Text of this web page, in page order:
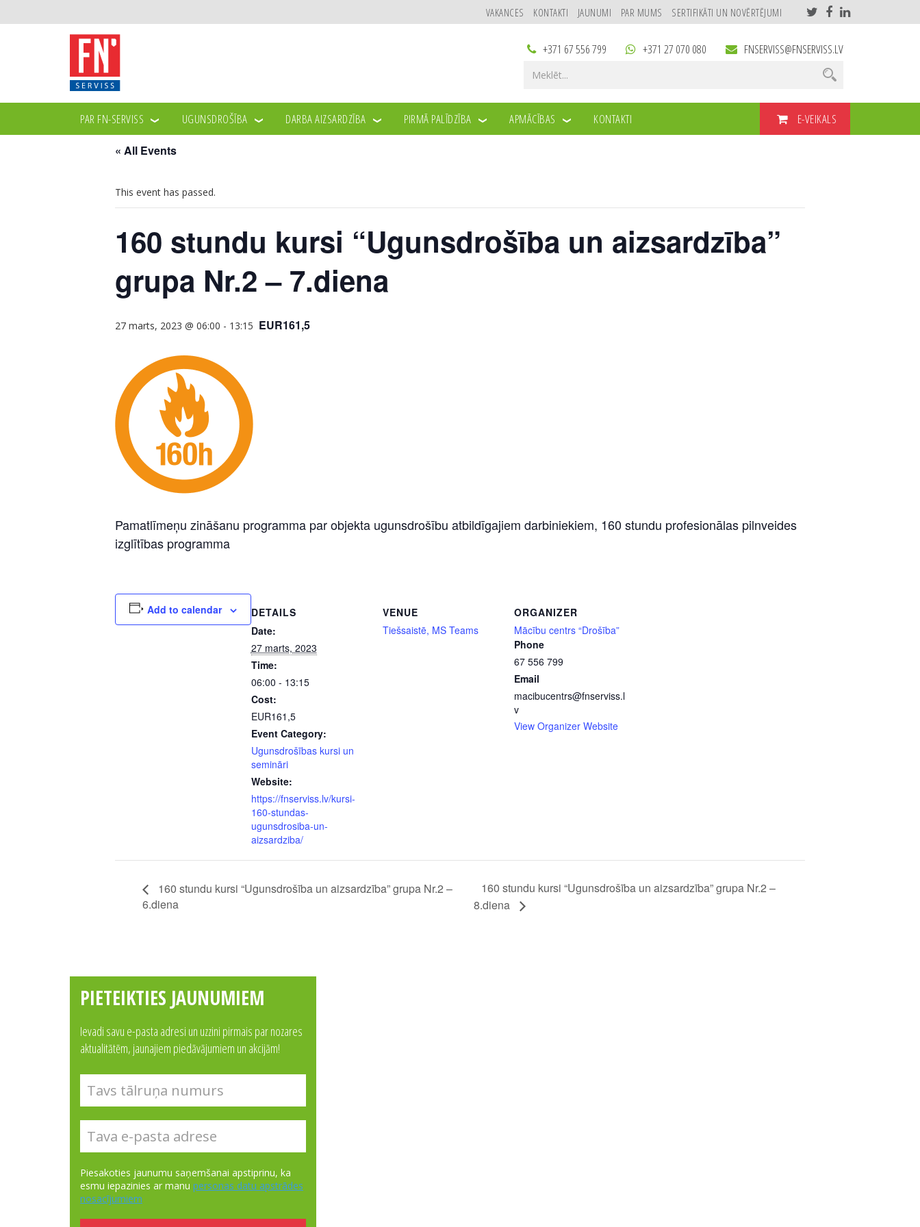
VAKANCES KONTAKTI JAUNUMI PAR MUMS SERTIFIKĀTI UN NOVĒRTĒJUMI
+371 67 556 799 +371 27 070 080 FNSERVISS@FNSERVISS.LV
PAR FN-SERVISS UGUNSDROŠĪBA DARBA AIZSARDZĪBA PIRMĀ PALĪDZĪBA APMĀCĪBAS KONTAKTI E-VEIKALS
« All Events
This event has passed.
160 stundu kursi “Ugunsdrošība un aizsardzība”
grupa Nr.2 – 7.diena
27 marts, 2023 @ 06:00 - 13:15 EUR161,5
Pamatlīmeņu zināšanu programma par objekta ugunsdrošību atbildīgajiem darbiniekiem, 160 stundu profesionālas pilnveides
izglītības programma
Add to calendar
DETAILS
Date:
27 marts, 2023
Time:
06:00 - 13:15
Cost:
EUR161,5
Event Category:
Ugunsdrošības kursi un
semināri
Website:
https://fnserviss.lv/kursi-
160-stundas-
ugunsdrosiba-un-
aizsardziba/
VENUE
Tiešsaistē, MS Teams
ORGANIZER
Mācību centrs “Drošība”
Phone
67 556 799
Email
macibucentrs@fnserviss.l
v
View Organizer Website
160 stundu kursi “Ugunsdrošība un aizsardzība” grupa Nr.2 –
6.diena
160 stundu kursi “Ugunsdrošība un aizsardzība” grupa Nr.2 –
8.diena
PIETEIKTIES JAUNUMIEM
Ievadi savu e-pasta adresi un uzzini pirmais par nozares
aktualitātēm, jaunajiem piedāvājumiem un akcijām!
Piesakoties jaunumu saņemšanai apstiprinu, ka
esmu iepazinies ar manu personas datu apstrādes
nosacījumiem